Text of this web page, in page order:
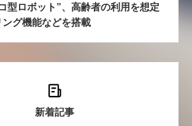
型ロボット”、高齢者の利用を想定
ング機能などを搭載
新着記事